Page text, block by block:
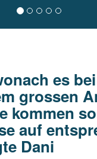
es
grossen
kommen
auf
Dani